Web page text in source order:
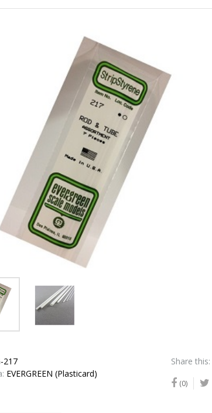
217
EVERGREEN (Plasticard)
Share this:
(0)